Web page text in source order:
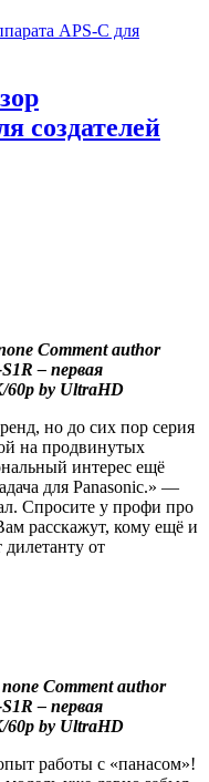
создателей
Comment author
– первая
60р by UltraHD
но до сих пор серия
на продвинутых
интерес ещё
для Panasonic.» —
Спросите у профи про
расскажут, кому ещё и
дилетанту от
none Comment author
– первая
60р by UltraHD
работы с «панасом»!